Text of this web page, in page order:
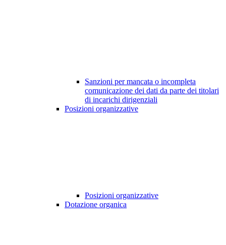
Sanzioni per mancata o incompleta
comunicazione dei dati da parte dei titolari
di incarichi dirigenziali
Posizioni organizzative
Posizioni organizzative
Dotazione organica